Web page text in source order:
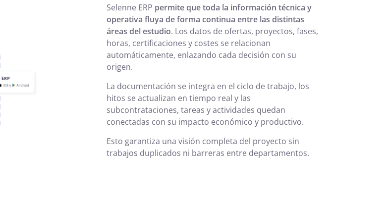
Selenne ERP permite que toda la información técnica y
operativa fluya de forma continua entre las distintas
áreas del estudio. Los datos de ofertas, proyectos, fases,
horas, certificaciones y costes se relacionan
automáticamente, enlazando cada decisión con su
origen.
La documentación se integra en el ciclo de trabajo, los
hitos se actualizan en tiempo real y las
subcontrataciones, tareas y actividades quedan
conectadas con su impacto económico y productivo.
Esto garantiza una visión completa del proyecto sin
trabajos duplicados ni barreras entre departamentos.